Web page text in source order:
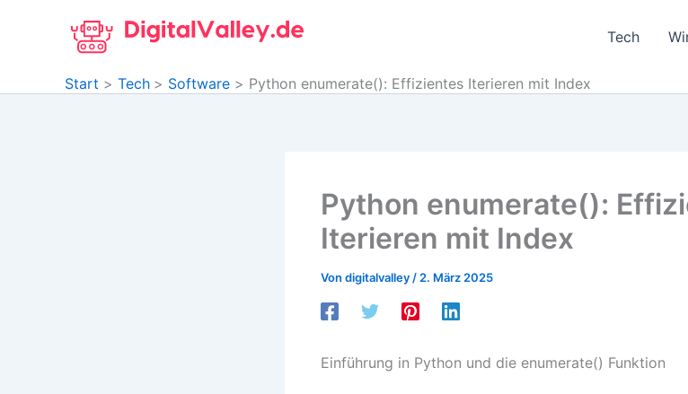
Tech
Start Tech Software Python enumerate(): Effizientes Iterieren mit Index
Python enumerate():
Iterieren mit Index
Von digitalvalley / 2. März 2025
Einführung in Python und die enumerate() Funktion